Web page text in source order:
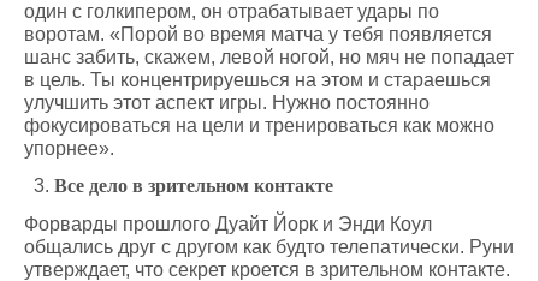
один с голкипером, он отрабатывает удары по
воротам. «Порой во время матча у тебя появляется
шанс забить, скажем, левой ногой, но мяч не попадает
в цель. Ты концентрируешься на этом и стараешься
улучшить этот аспект игры. Нужно постоянно
фокусироваться на цели и тренироваться как можно
упорнее».
Все дело в зрительном контакте
Форварды прошлого Дуайт Йорк и Энди Коул
общались друг с другом как будто телепатически. Руни
утверждает, что секрет кроется в зрительном контакте.